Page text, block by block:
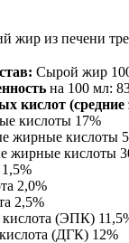
жир из печени
Сырой жир
на 100 мл:
кислот (средние
кислоты 17%
жирные кислоты
жирные кислоты
2,0%
2,5%
кислота (ЭПК)
кислота (ДГК) 12%